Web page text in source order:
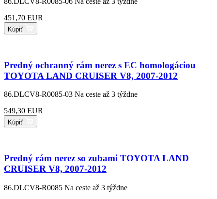
451,70 EUR
Kúpiť
Predný ochranný rám nerez s EC homologáciou
TOYOTA LAND CRUISER V8, 2007-2012
86.DLCV8-R0085-03 Na ceste až 3 týždne
549,30 EUR
Kúpiť
Predný rám nerez so zubami TOYOTA LAND
CRUISER V8, 2007-2012
86.DLCV8-R0085 Na ceste až 3 týždne